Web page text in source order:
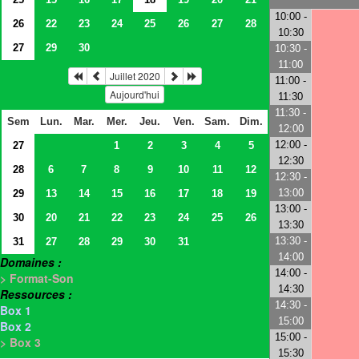
26
22 23 24 25 26 27
28
27
29 30
Juillet 2020
Aujourd'hui
Sem Lun. Mar. Mer. Jeu. Ven. Sam.
Dim.
27
1 2 3 4
5
28
6 7 8 9 10 11
12
29
13 14 15 16 17 18
19
30
20 21 22 23 24 25
26
31
27 28 29 30 31
Domaines :
> Format-Son
Ressources :
Box 1
Box 2
> Box 3
10:00 -
10:30
10:30 -
11:00
11:00 -
11:30
11:30 -
12:00
12:00 -
12:30
12:30 -
13:00
13:00 -
13:30
13:30 -
14:00
14:00 -
14:30
14:30 -
15:00
15:00 -
15:30